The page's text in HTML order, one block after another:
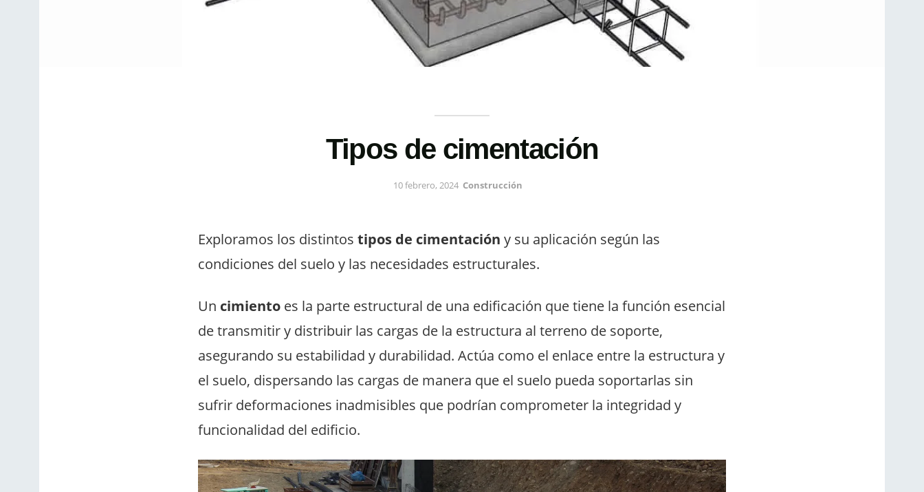
Tipos de cimentación
10 febrero, 2024 Construcción
Exploramos los distintos tipos de cimentación y su aplicación según las
condiciones del suelo y las necesidades estructurales.
Un cimiento es la parte estructural de una edificación que tiene la función esencial
de transmitir y distribuir las cargas de la estructura al terreno de soporte,
asegurando su estabilidad y durabilidad. Actúa como el enlace entre la estructura y
el suelo, dispersando las cargas de manera que el suelo pueda soportarlas sin
sufrir deformaciones inadmisibles que podrían comprometer la integridad y
funcionalidad del edificio.